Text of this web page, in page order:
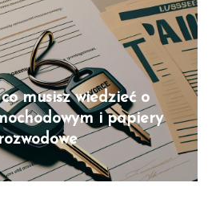
musisz wiedzieć o
i papiery
rozwodowe